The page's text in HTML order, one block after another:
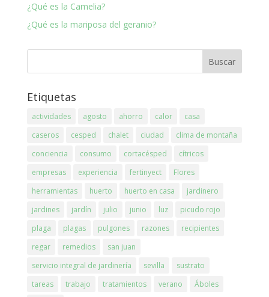
¿Qué es la Camelia?
¿Qué es la mariposa del geranio?
Etiquetas
actividades agosto ahorro calor
casa
caseros
cesped chalet ciudad
clima de montaña
conciencia
consumo cortacésped
cítricos
empresas
experiencia fertinyect
Flores
herramientas
huerto huerto en casa
jardinero
jardines
jardín julio junio luz
picudo rojo
plaga
plagas pulgones razones
recipientes
regar
remedios
san juan
servicio integral de jardinería
sevilla
sustrato
tareas
trabajo tratamientos verano
Áboles